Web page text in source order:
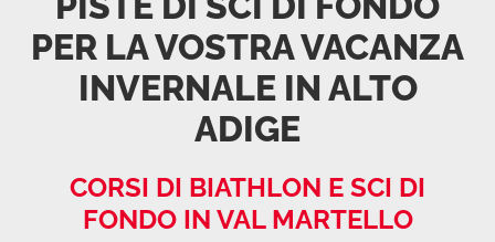
PER LA VOSTRA VACANZA
INVERNALE IN ALTO
ADIGE
CORSI DI BIATHLON E SCI DI
FONDO IN VAL MARTELLO